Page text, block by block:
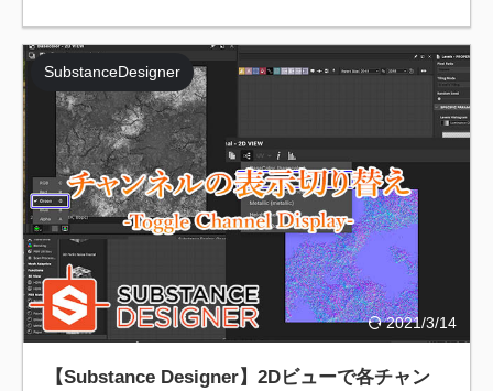
2021/3/14
SubstanceDesigner
【Substance Designer】2Dビューで各チャン